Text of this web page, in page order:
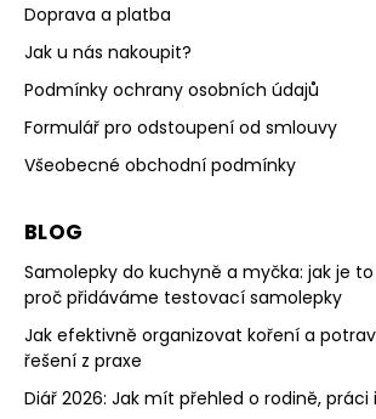
Doprava a platba
Jak u nás nakoupit?
Podmínky ochrany osobních údajů
Formulář pro odstoupení od smlouvy
Všeobecné obchodní podmínky
BLOG
Samolepky do kuchyně a myčka: jak je
proč přidáváme testovací samolepky
Jak efektivně organizovat koření a
řešení z praxe
Diář 2026: Jak mít přehled o rodině, práci